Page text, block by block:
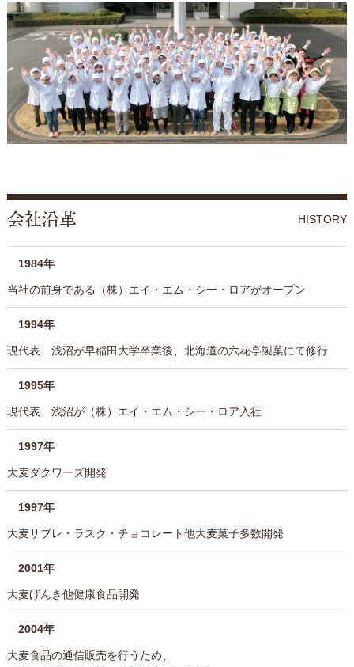
会社沿革 HISTORY
1984年
当社の前身である（株）エイ・エム・シー・ロアがオープン
1994年
現代表、浅沼が早稲田大学卒業後、北海道の六花亭製菓にて修行
1995年
現代表、浅沼が（株）エイ・エム・シー・ロア入社
1997年
大麦ダクワーズ開発
1997年
大麦サブレ・ラスク・チョコレート他大麦菓子多数開発
2001年
大麦げんき他健康食品開発
2004年
大麦食品の通信販売を行うため、